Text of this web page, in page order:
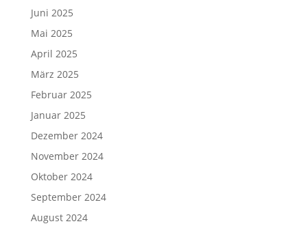
Juni 2025
Mai 2025
April 2025
März 2025
Februar 2025
Januar 2025
Dezember 2024
November 2024
Oktober 2024
September 2024
August 2024